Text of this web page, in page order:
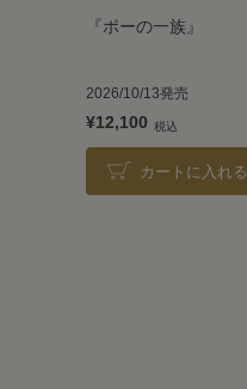
『ポーの一族』
2026/10/13発売
¥12,100
カートに入れる